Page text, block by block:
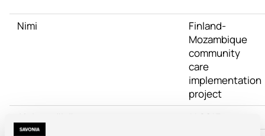
Nimi
Finland-
Mozambique
community
care
implementation
project
1.1.2013